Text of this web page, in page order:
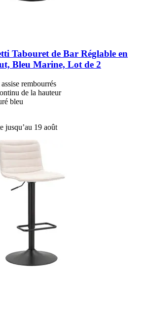
Tabouret de Bar Réglable en
Bleu Marine, Lot de 2
rembourrés
de la hauteur
bleu
jusqu’au 19 août